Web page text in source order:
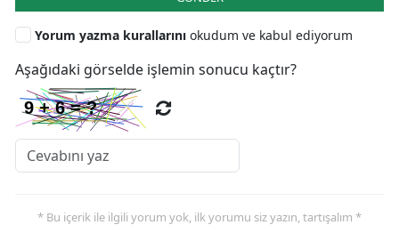
Yorum yazma kurallarını okudum ve kabul ediyorum
Aşağıdaki görselde işlemin sonucu kaçtır?
* Bu içerik ile ilgili yorum yok, ilk yorumu siz yazın, tartışalım *